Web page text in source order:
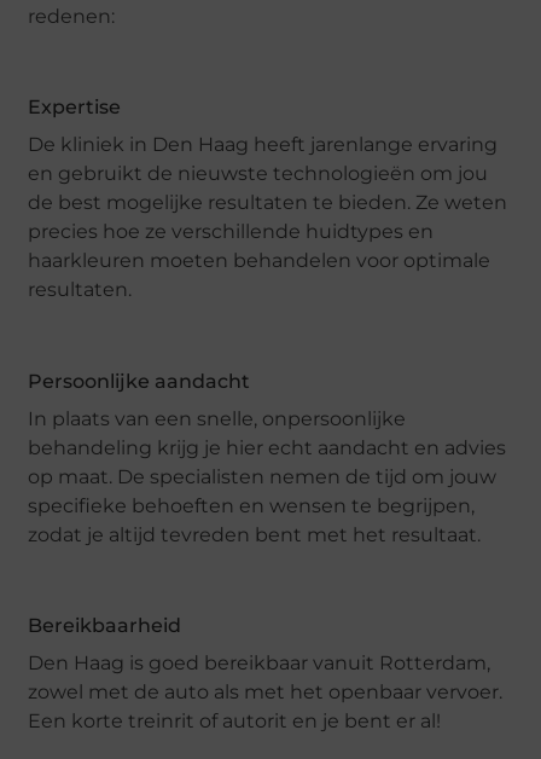
redenen:
Expertise
De kliniek in Den Haag heeft jarenlange ervaring
en gebruikt de nieuwste technologieën om jou
de best mogelijke resultaten te bieden. Ze weten
precies hoe ze verschillende huidtypes en
haarkleuren moeten behandelen voor optimale
resultaten.
Persoonlijke aandacht
In plaats van een snelle, onpersoonlijke
behandeling krijg je hier echt aandacht en advies
op maat. De specialisten nemen de tijd om jouw
specifieke behoeften en wensen te begrijpen,
zodat je altijd tevreden bent met het resultaat.
Bereikbaarheid
Den Haag is goed bereikbaar vanuit Rotterdam,
zowel met de auto als met het openbaar vervoer.
Een korte treinrit of autorit en je bent er al!